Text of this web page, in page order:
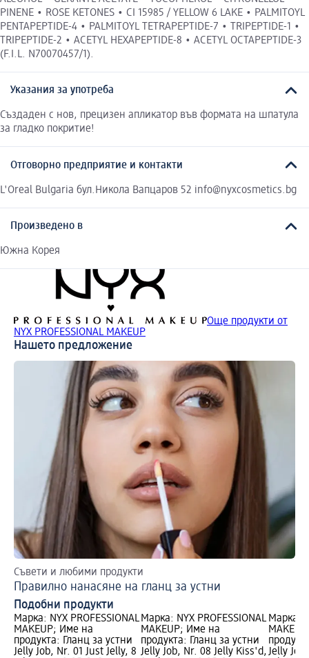
PINENE • ROSE KETONES • CI 15985 / YELLOW 6 LAKE • PALMITOYL
PENTAPEPTIDE-4 • PALMITOYL TETRAPEPTIDE-7 • TRIPEPTIDE-1 •
TRIPEPTIDE-2 • ACETYL HEXAPEPTIDE-8 • ACETYL OCTAPEPTIDE-3
(F.I.L. N70070457/1).
Указания за употреба
Създаден с нов, прецизен апликатор във формата на шпатула
за гладко покритие!
Отговорно предприятие и контакти
L'Oreal Bulgaria бул.Никола Вапцаров 52 info@nyxcosmetics.bg
Произведено в
Южна Корея
Още продукти от
NYX PROFESSIONAL MAKEUP
Нашето предложение
Съвети и любими продукти
Правилно нанасяне на гланц за устни
Подобни продукти
Марка: NYX PROFESSIONAL
MAKEUP; Име на
продукта: Гланц за устни
Jelly Job, Nr. 01 Just Jelly, 8
Марка: NYX PROFESSIONAL
MAKEUP; Име на
продукта: Гланц за устни
Jelly Job, Nr. 08 Jelly Kiss'd,
Марка:
Jelly